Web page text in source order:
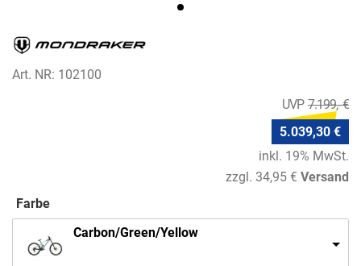
Art. NR: 102100
7.199,- €
5.039,30 €
inkl. 19% MwSt.
zzgl. 34,95 € Versand
Farbe
Carbon/Green/Yellow